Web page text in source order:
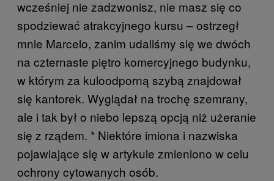
wcześniej nie zadzwonisz, nie masz się co
spodziewać atrakcyjnego kursu – ostrzegł
mnie Marcelo, zanim udaliśmy się we dwóch
na czternaste piętro komercyjnego budynku,
w którym za kuloodporną szybą znajdował
się kantorek. Wyglądał na trochę szemrany,
ale i tak był o niebo lepszą opcją niż użeranie
się z rządem. * Niektóre imiona i nazwiska
pojawiające się w artykule zmieniono w celu
ochrony cytowanych osób.